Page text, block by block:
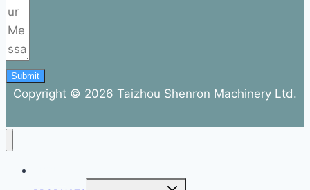
Submit
Copyright © 2026 Taizhou Shenron Machinery Ltd.